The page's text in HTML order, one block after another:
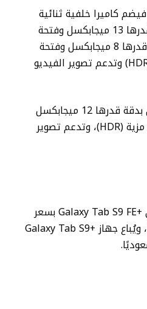
أما جهاز +Galaxy Tab S9 فيضم كاميرا خلفية ثنائية
العدسات؛ الأساسية بدقة قدرها 13 ميجابكسل وفتحة
عدسة f/2.0، والثانية بدقة قدرها 8 ميجابكسل وفتحة
عدسة f/2.0، وتدعم مزية (HDR) وتدعم تصوير الفيديو
أما الكاميرا الأمامية فتأتي بدقة قدرها 12 ميجابكسل
وفتحة عدسة f/2.4، وتدعم مزية (HDR)، وتدعم تصوير
يُباع جهاز سامسونج اللوحي +Galaxy Tab S9 FE بسعر
،
ويُباع جهاز +Galaxy Tab S9
.